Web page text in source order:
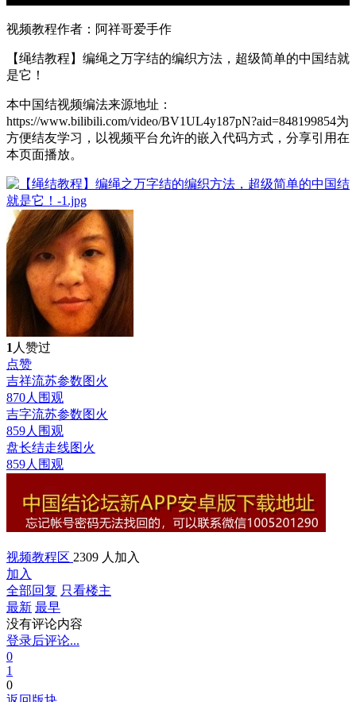
视频教程作者：阿祥哥爱手作
【绳结教程】编绳之万字结的编织方法，超级简单的中国结就
是它！
本中国结视频编法来源地址：
https://www.bilibili.com/video/BV1UL4y187pN?aid=848199854为
方便结友学习，以视频平台允许的嵌入代码方式，分享引用在
本页面播放。
1 人赞过
点赞
吉祥流苏参数图火
870人围观
吉字流苏参数图火
859人围观
盘长结走线图火
859人围观
视频教程区 2309 人加入
加入
全部回复 只看楼主
最新 最早
没有评论内容
登录后评论...
0
1
0